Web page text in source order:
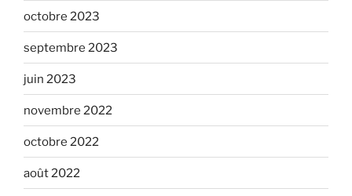
octobre 2023
septembre 2023
juin 2023
novembre 2022
octobre 2022
août 2022